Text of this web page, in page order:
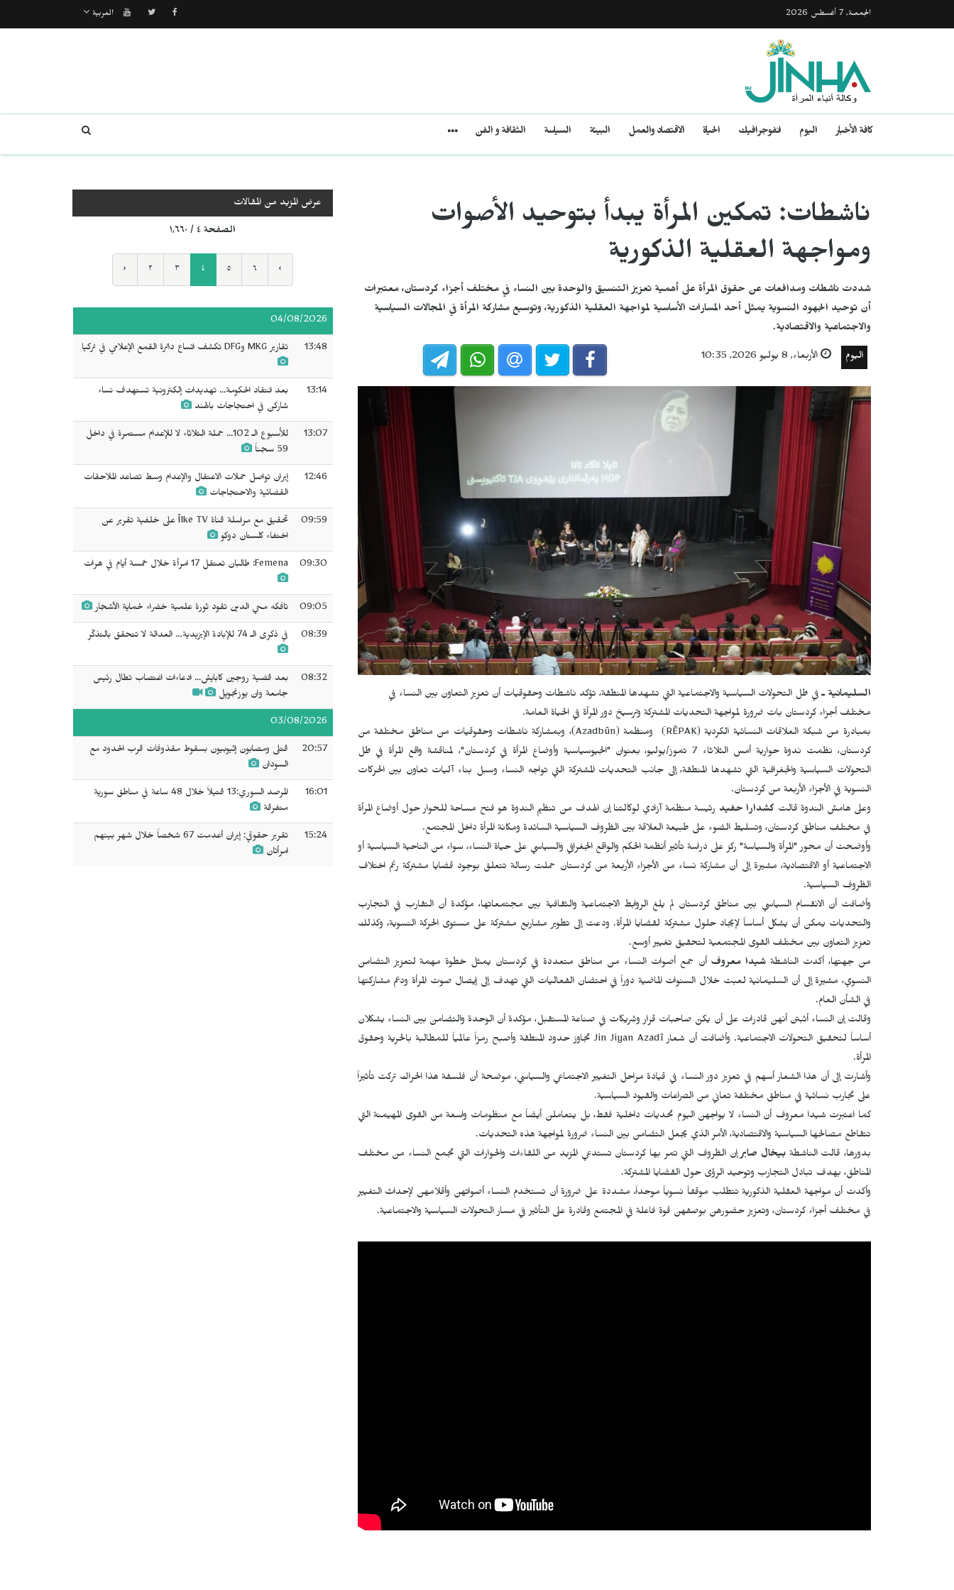
الجمعـة, 7 أغسطس 2026 العربية
كافة الأخبار اليوم انفوجرافيك الحياة الاقتصاد والعمل البيئة السياسة الثقافة و الفن
ناشطات: تمكين المرأة يبدأ بتوحيد الأصوات
ومواجهة العقلية الذكورية
شددت ناشطات ومدافعات عن حقوق المرأة على أهمية تعزيز التنسيق والوحدة بين النساء في مختلف أجزاء كردستان، معتبرات
أن توحيد الجهود النسوية يمثل أحد المسارات الأساسية لمواجهة العقلية الذكورية، وتوسيع مشاركة المرأة في المجالات السياسية
والاجتماعية والاقتصادية.
اليوم الأربعاء, 8 يوليو 2026, 10:35
السليمانية ـ في ظل التحولات السياسية والاجتماعية التي تشهدها المنطقة، تؤكد ناشطات وحقوقيات أن تعزيز التعاون بين النساء في
مختلف أجزاء كردستان بات ضرورة لمواجهة التحديات المشتركة وترسيخ دور المرأة في الحياة العامة.
بمبادرة من شبكة العلاقات النسائية الكرديةRÊPAK)) ومنظمة (Azadbûn)، وبمشاركة ناشطات وحقوقيات من مناطق مختلفة من
كردستان، نظمت ندوة حوارية أمس الثلاثاء 7 تموز/يوليو، بعنوان "الجيوسياسية وأوضاع المرأة في كردستان"، لمناقشة واقع المرأة في ظل
التحولات السياسية والجغرافية التي تشهدها المنطقة، إلى جانب التحديات المشتركة التي تواجه النساء وسبل بناء آليات تعاون بين الحركات
النسوية في الأجزاء الأربعة من كردستان.
وعلى هامش الندوة قالت كشدارا حفيد رئيسة منظمة آزادي لوكالتنا إن الهدف من تنظيم الندوة هو فتح مساحة للحوار حول أوضاع المرأة
في مختلف مناطق كردستان، وتسليط الضوء على طبيعة العلاقة بين الظروف السياسية السائدة ومكانة المرأة داخل المجتمع.
وأوضحت أن محور "المرأة والسياسة" ركز على دراسة تأثير أنظمة الحكم والواقع الجغرافي والسياسي على حياة النساء، سواء من الناحية السياسية أو
الاجتماعية أو الاقتصادية، مشيرة إلى أن مشاركة نساء من الأجزاء الأربعة من كردستان حملت رسالة تتعلق بوجود قضايا مشتركة رغم اختلاف
الظروف السياسية.
وأضافت أن الانقسام السياسي بين مناطق كردستان لم يلغِ الروابط الاجتماعية والثقافية بين مجتمعاتها، مؤكدة أن التقارب في التجارب
والتحديات يمكن أن يشكل أساساً لإيجاد حلول مشتركة لقضايا المرأة. ودعت إلى تطوير مشاريع مشتركة على مستوى الحركة النسوية، وكذلك
تعزيز التعاون بين مختلف القوى المجتمعية لتحقيق تغيير أوسع.
من جهتها، أكدت الناشطة شيدا معروف أن جمع أصوات النساء من مناطق متعددة في كردستان يمثل خطوة مهمة لتعزيز التضامن
النسوي، مشيرة إلى أن السليمانية لعبت خلال السنوات الماضية دوراً في احتضان الفعاليات التي تهدف إلى إيصال صوت المرأة ودعم مشاركتها
في الشأن العام.
وقالت إن النساء أثبتن أنهن قادرات على أن يكنّ صاحبات قرار وشريكات في صناعة المستقبل، مؤكدة أن الوحدة والتضامن بين النساء يشكلان
أساساً لتحقيق التحولات الاجتماعية. وأضافت أن شعارJin Jiyan Azadî تجاوز حدود المنطقة وأصبح رمزاً عالمياً للمطالبة بالحرية وحقوق
المرأة.
وأشارت إلى أن هذا الشعار أسهم في تعزيز دور النساء في قيادة مراحل التغيير الاجتماعي والسياسي، موضحة أن فلسفة هذا الحراك تركت تأثيراً
على تجارب نسائية في مناطق مختلفة تعاني من الصراعات والقيود السياسية.
كما اعتبرت شيدا معروف أن النساء لا يواجهن اليوم تحديات داخلية فقط، بل يتعاملن أيضاً مع منظومات واسعة من القوى المهيمنة التي
تتقاطع مصالحها السياسية والاقتصادية، الأمر الذي يجعل التضامن بين النساء ضرورة لمواجهة هذه التحديات.
بدورها، قالت الناشطة بيخال صابرإن الظروف التي تمر بها كردستان تستدعي المزيد من اللقاءات والحوارات التي تجمع النساء من مختلف
المناطق، بهدف تبادل التجارب وتوحيد الرؤى حول القضايا المشتركة.
وأكدت أن مواجهة العقلية الذكورية تتطلب موقفاً نسوياً موحداً، مشددة على ضرورة أن تستخدم النساء أصواتهن وأقلامهن لإحداث التغيير
في مختلف أجزاء كردستان، وتعزيز حضورهن بوصفهن قوة فاعلة في المجتمع وقادرة على التأثير في مسار التحولات السياسية والاجتماعية.
عرض المزيد من المقالات
الصفحة ٤ / ١٬٦٦٠
‹ ٢ ٣ ٤ ٥ ٦ ›
04/08/2026
13:48 تقارير MKG وDFG تكشف اتساع دائرة القمع الإعلامي في تركيا
13:14
بعد انتقاد الحكومة... تهديدات إلكترونية تستهدف نساء
شاركن في احتجاجات بالهند
13:07
للأسبوع الـ 102... حملة الثلاثاء لا للإعدام مستمرة في داخل
59 سجناً
12:46
إيران تواصل حملات الاعتقال والإعدام وسط تصاعد الملاحقات
القضائية والاحتجاجات
09:59
تحقيق مع مراسلة قناة Îlke TV على خلفية تقرير عن
اختفاء كلستان دوكو
09:30 Femena: طالبان تعتقل 17 امرأة خلال خمسة أيام في هرات
09:05 تافكه محي الدين تقود ثورة علمية خضراء لحماية الأشجار
08:39 في ذكرى الـ 74 للإبادة الإيزيدية… العدالة لا تتحقق بالتذكّر
08:32
بعد قضية روجين كابايش... ادعاءات اغتصاب تطال رئيس
جامعة وان يوزنجويِل
03/08/2026
20:57
قتلى ومصابون إثيوبيون بسقوط مقذوفات قرب الحدود مع
السودان
16:01
المرصد السوري:13 قتيلاً خلال 48 ساعة في مناطق سورية
متفرقة
15:24
تقرير حقوقي: إيران أعدمت 67 شخصاً خلال شهر بينهم
امرأتان